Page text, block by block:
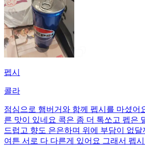
펩시
콜라
점심으로 햄버거와 함께 펩시를 마셨어
른 맛이 있네요 콕은 좀 더 톡쏘고 펩은
드럽고 향도 은은하며 위에 부담이 없
여튼 서로 다 다른게 있어요 그래서 펩